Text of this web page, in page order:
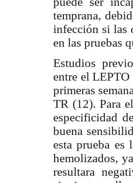
temprana,
infección si las
en las pruebas
Estudios
entre el
primeras
TR (12). Para
especificidad
buena
esta prueba
hemolizados,
resultara